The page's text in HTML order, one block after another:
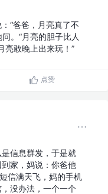
“爸爸，月亮真了不
。“月亮的胆子比人
亮敢晚上出来玩！”
点赞
信息群发，于是就
家，妈说：你爸他
信满天飞，妈的手机
没办法，一个一个